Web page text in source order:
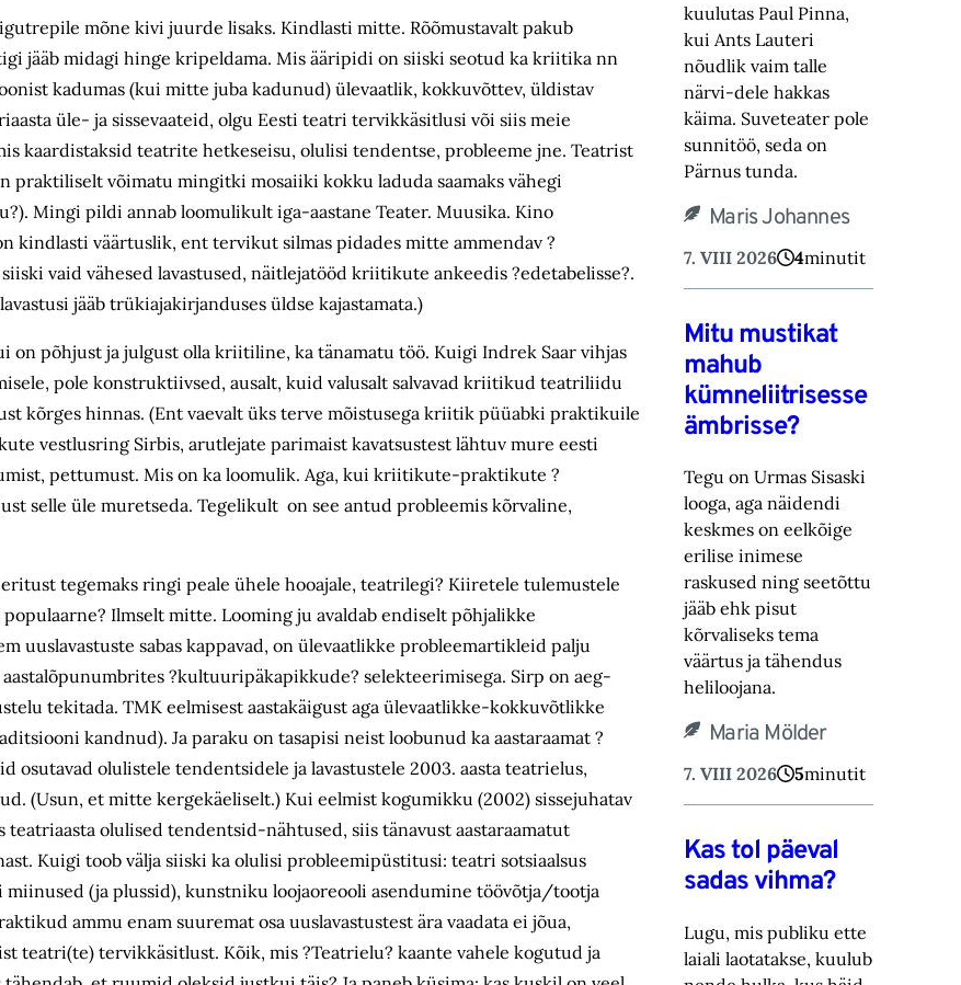
mõne kivi juurde lisaks. Kindlasti mitte. Rõõmustavalt pakub
jääb midagi hinge kripeldama. Mis ääripidi on siiski seotud ka kriitika nn
kadumas (kui mitte juba kadunud) ülevaatlik, kokkuvõttev, üldistav
üle- ja sissevaateid, olgu Eesti teatri tervikkäsitlusi või siis meie
kaardistaksid teatrite hetkeseisu, olulisi tendentse, probleeme jne. Teatrist
praktiliselt võimatu mingitki mosaiiki kokku laduda saamaks vähegi
Mingi pildi annab loomulikult iga-aastane Teater. Muusika. Kino
kindlasti väärtuslik, ent tervikut silmas pidades mitte ammendav ?
vaid vähesed lavastused, näitlejatööd kriitikute ankeedis ?edetabelisse?.
jääb trükiajakirjanduses üldse kajastamata.)
on põhjust ja julgust olla kriitiline, ka tänamatu töö. Kuigi Indrek Saar vihjas
pole konstruktiivsed, ausalt, kuid valusalt salvavad kriitikud teatriliidu
kõrges hinnas. (Ent vaevalt üks terve mõistusega kriitik püüabki praktikuile
vestlusring Sirbis, arutlejate parimaist kavatsustest lähtuv mure eesti
pettumust. Mis on ka loomulik. Aga, kui kriitikute-praktikute ?
selle üle muretseda. Tegelikult on see antud probleemis kõrvaline,
tegemaks ringi peale ühele hooajale, teatrilegi? Kiiretele tulemustele
Ilmselt mitte. Looming ju avaldab endiselt põhjalikke
uuslavastuste sabas kappavad, on ülevaatlikke probleemartikleid palju
?kultuuripäkapikkude? selekteerimisega. Sirp on aeg-
tekitada. TMK eelmisest aastakäigust aga ülevaatlikke-kokkuvõtlikke
kandnud). Ja paraku on tasapisi neist loobunud ka aastaraamat ?
olulistele tendentsidele ja lavastustele 2003. aasta teatrielus,
(Usun, et mitte kergekäeliselt.) Kui eelmist kogumikku (2002) sissejuhatav
olulised tendentsid-nähtused, siis tänavust aastaraamatut
Kuigi toob välja siiski ka olulisi probleemipüstitusi: teatri sotsiaalsus
(ja plussid), kunstniku loojaoreooli asendumine töövõtja/tootja
ammu enam suuremat osa uuslavastustest ära vaadata ei jõua,
teatri(te) tervikkäsitlust. Kõik, mis ?Teatrielu? kaante vahele kogutud ja
kuulutas Paul Pinna,
kui Ants Lauteri
nõudlik vaim talle
närvi-‎dele hakkas
käima. Suveteater pole
sunnitöö, seda on
Pärnus tunda.‎
Maris Johannes
7. VIII 2026 4minutit
Mitu mustikat
mahub
kümneliitrisesse
ämbrisse?
Tegu on Urmas Sisaski
looga, aga näidendi
keskmes on eelkõige
erilise inimese
raskused ning ‎seetõttu
jääb ehk pisut
kõrvaliseks tema
väärtus ja tähendus
heliloojana.‎
Maria Mölder
7. VIII 2026 5minutit
Kas tol päeval
sadas vihma?
Lugu, mis publiku ette
laiali laotatakse, kuulub